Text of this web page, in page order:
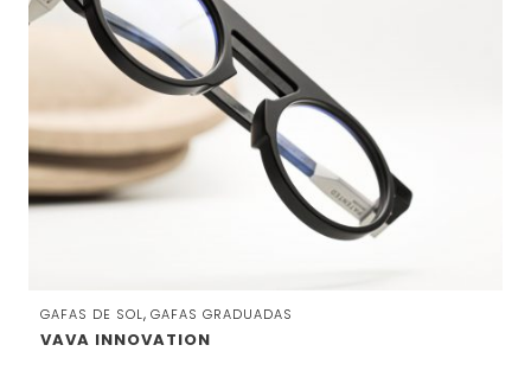
GAFAS DE SOL, GAFAS GRADUADAS
VAVA INNOVATION